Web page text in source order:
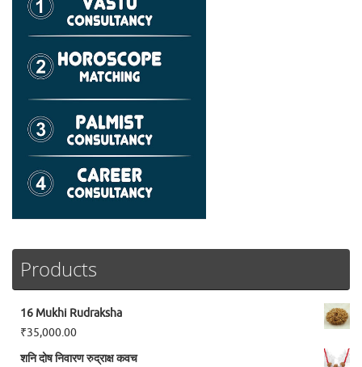
Products
16 Mukhi Rudraksha
₹35,000.00
शनि दोष निवारण रुद्राक्ष कवच